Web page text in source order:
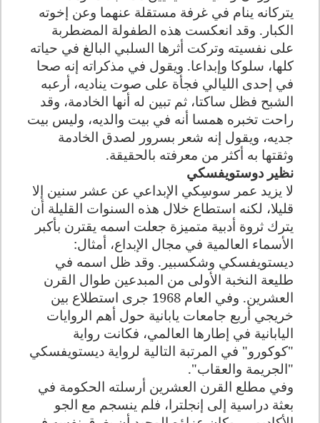
يتركانه ينام في غرفة مستقلة عنهما وعن إخوته
الكبار. وقد انعكست هذه الطفولة المضطربة
على نفسيته وتركت أثرها السلبي البالغ في حياته
كلها، سلوكا وإبداعا. ويقول في مذكراته إنه صحا
في إحدى الليالي فجأة على صوت يناديه، أرعبه
الشبح فظل ساكتا، ثم تبين له أنها الخادمة، وقد
راحت تخبره همسا أنه في بيت والديه، وليس بيت
جديه، ويقول إنه شعر بسرور لصدق الخادمة
وثقتها به أكثر من معرفته بالحقيقة.
نظير دوستويفسكي
لا يزيد عمر سوسِكي الإبداعي عن عشر سنين إلا
قليلا، لكنه استطاع خلال هذه السنوات القليلة أن
يترك ثروة أدبية متميزة جعلت اسمه يقترن بأكبر
الأسماء العالمية في مجال الإبداع، أمثال:
ديستويفسكي وشكسبير. وقد ظل اسمه في
طليعة النخبة الأولى من المبدعين طوال القرن
العشرين. وفي العام 1968 جرى استطلاع بين
خريجي أربع جامعات يابانية حول أهم الروايات
اليابانية في إطارها العالمي، فكانت رواية
"كوكورو" في المرتبة التالية لرواية ديستويفسكي
"الجريمة والعقاب".
وفي مطلع القرن العشرين أرسلته الحكومة في
بعثة دراسية إلى إنجلترا، فلم ينسجم مع الجو